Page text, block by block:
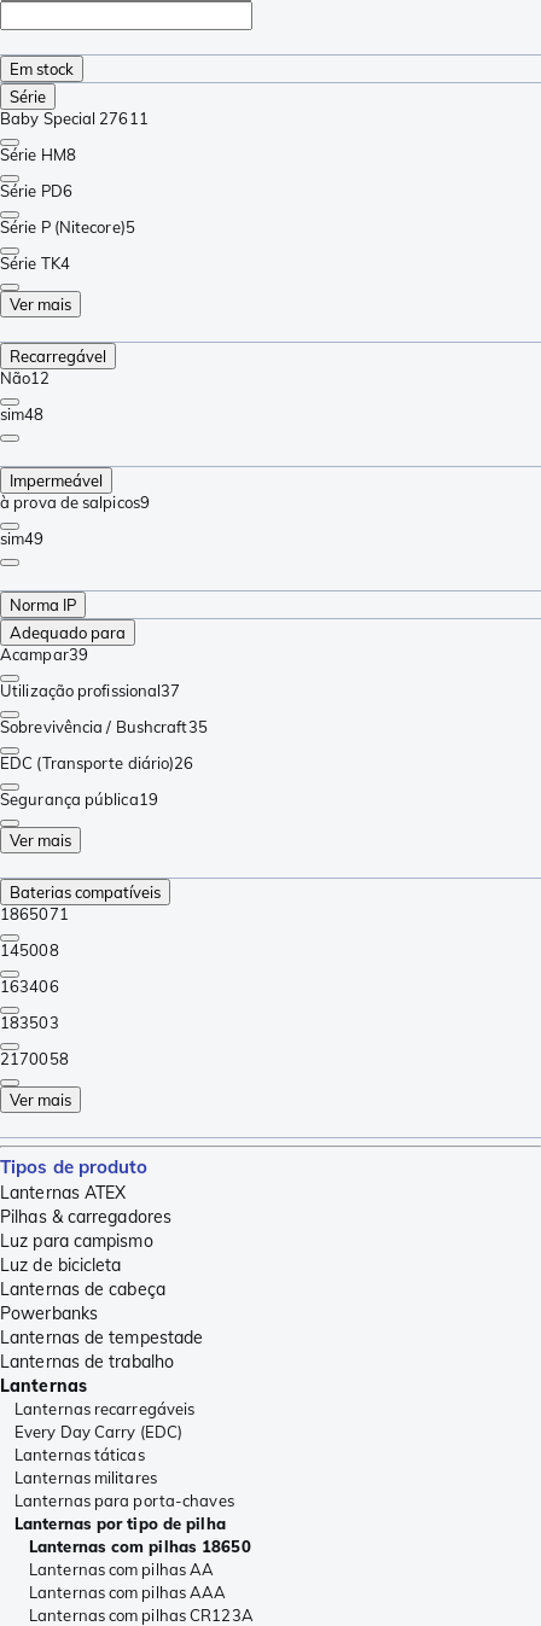
Em stock
Série
Baby Special 27611
Série HM8
Série PD6
Série P (Nitecore)5
Série TK4
Ver mais
Recarregável
Não12
sim48
Impermeável
à prova de salpicos9
sim49
Norma IP
Adequado para
Acampar39
Utilização profissional37
Sobrevivência / Bushcraft35
EDC (Transporte diário)26
Segurança pública19
Ver mais
Baterias compatíveis
1865071
145008
163406
183503
2170058
Ver mais
Tipos de produto
Lanternas ATEX
Pilhas & carregadores
Luz para campismo
Luz de bicicleta
Lanternas de cabeça
Powerbanks
Lanternas de tempestade
Lanternas de trabalho
Lanternas
Lanternas recarregáveis
Every Day Carry (EDC)
Lanternas táticas
Lanternas militares
Lanternas para porta-chaves
Lanternas por tipo de pilha
Lanternas com pilhas 18650
Lanternas com pilhas AA
Lanternas com pilhas AAA
Lanternas com pilhas CR123A